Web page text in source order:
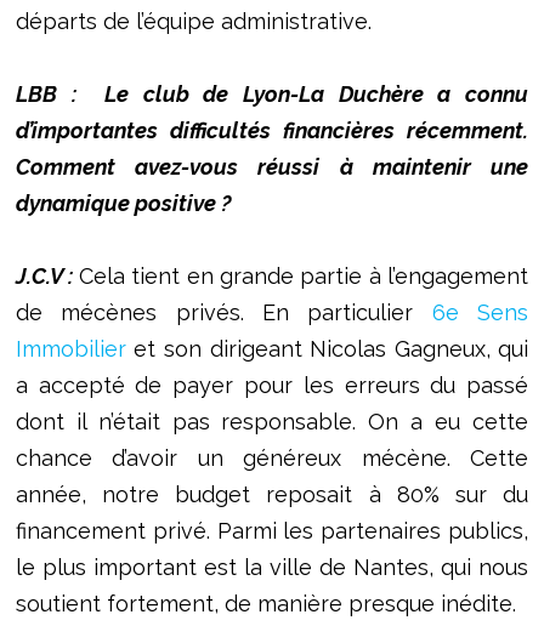
départs de l’équipe administrative.
LBB : Le club de Lyon-La Duchère a connu
d’importantes difficultés financières récemment.
Comment avez-vous réussi à maintenir une
dynamique positive ?
J.C.V : Cela tient en grande partie à l’engagement
de mécènes privés. En particulier 6e Sens
Immobilieret son dirigeant Nicolas Gagneux, qui
a accepté de payer pour les erreurs du passé
dont il n’était pas responsable. On a eu cette
chance d’avoir un généreux mécène. Cette
année, notre budget reposait à 80% sur du
financement privé. Parmi les partenaires publics,
le plus important est la ville de Nantes, qui nous
soutient fortement, de manière presque inédite.